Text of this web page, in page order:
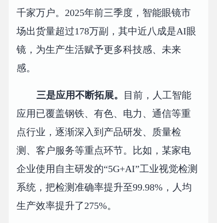
千家万户。2025年前三季度，智能眼镜市
场出货量超过178万副，其中近八成是AI眼
镜，为生产生活赋予更多科技感、未来
感。
三是应用不断拓展。
目前，人工智能
应用已覆盖钢铁、有色、电力、通信等重
点行业，逐渐深入到产品研发、质量检
测、客户服务等重点环节。比如，某家电
企业使用自主研发的“5G+AI”工业视觉检测
系统，把检测准确率提升至99.98%，人均
生产效率提升了275%。